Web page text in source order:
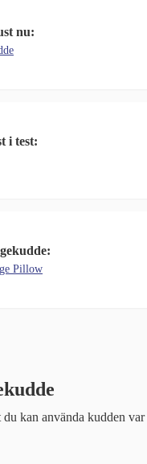
nu:
i test:
Pillow
du kan använda kudden